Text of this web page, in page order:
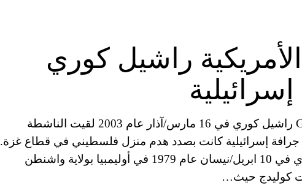
راشيل كوري
مصدر الصورة Getty Images Image caption راشيل كوري في 16 مارس/آذار عام 2003 لقيت الناشطة
جرافة إسرائيلية كانت بصدد هدم منزل فلسطيني في قطاع غزة.
فمن هي راشيل كوري؟ ولدت راشيل كوري في 10 ابريل/نيسان عام 1979 في أوليمبيا بولاية واشنطن
كوليدج حيث…